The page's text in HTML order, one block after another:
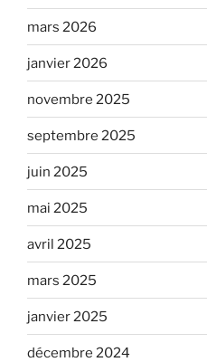
mars 2026
janvier 2026
novembre 2025
septembre 2025
juin 2025
mai 2025
avril 2025
mars 2025
janvier 2025
décembre 2024